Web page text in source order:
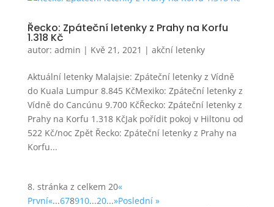
Řecko: Zpáteční letenky z Prahy na Korfu
1.318 Kč
autor: admin | Kvě 21, 2021 | akční letenky
Aktuální letenky Malajsie: Zpáteční letenky z Vídně
do Kuala Lumpur 8.845 KčMexiko: Zpáteční letenky z
Vídně do Cancúnu 9.700 KčŘecko: Zpáteční letenky z
Prahy na Korfu 1.318 KčJak pořídit pokoj v Hiltonu od
522 Kč/noc Zpět Řecko: Zpáteční letenky z Prahy na
Korfu...
8. stránka z celkem 20«
První«...678910...20...»Poslední »